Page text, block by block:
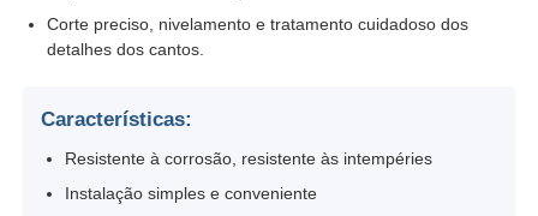
Perfis da janela de alumínio
Extrusão industrial de alumínio
Corte preciso, nivelamento e tratamento cuidadoso dos
detalhes dos cantos.
Características:
Resistente à corrosão, resistente às intempéries
Instalação simples e conveniente